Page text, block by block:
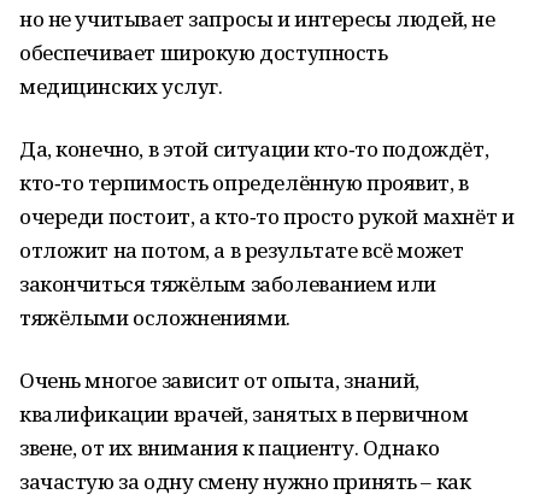
но не учитывает запросы и интересы людей, не
обеспечивает широкую доступность
медицинских услуг.
Да, конечно, в этой ситуации кто‑то подождёт,
кто‑то терпимость определённую проявит, в
очереди постоит, а кто‑то просто рукой махнёт и
отложит на потом, а в результате всё может
закончиться тяжёлым заболеванием или
тяжёлыми осложнениями.
Очень многое зависит от опыта, знаний,
квалификации врачей, занятых в первичном
звене, от их внимания к пациенту. Однако
зачастую за одну смену нужно принять – как